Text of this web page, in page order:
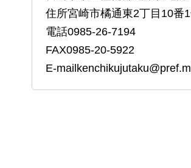
住所宮崎市橘通東2丁目10番
電話0985-26-7194
FAX0985-20-5922
E-